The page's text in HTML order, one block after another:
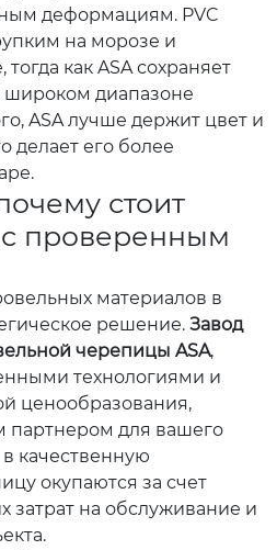
деформациям. PVC
на морозе и
как ASA сохраняет
широком диапазоне
ASA лучше держит цвет и
делает его более
стоит
с проверенным
материалов в
решение. Завод
черепицы ASA,
технологиями и
ценообразования,
партнером для вашего
качественную
окупаются за счет
затрат на обслуживание и